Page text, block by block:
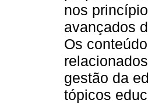
nos
avançados
Os
gestão da
tópicos